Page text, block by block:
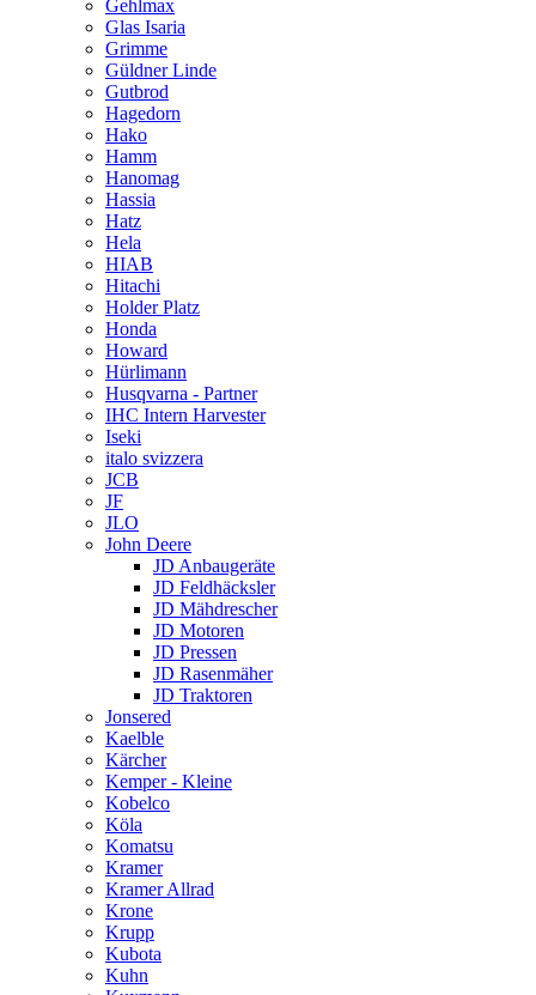
Gehlmax
Glas Isaria
Grimme
Güldner Linde
Gutbrod
Hagedorn
Hako
Hamm
Hanomag
Hassia
Hatz
Hela
HIAB
Hitachi
Holder Platz
Honda
Howard
Hürlimann
Husqvarna - Partner
IHC Intern Harvester
Iseki
italo svizzera
JCB
JF
JLO
John Deere
JD Anbaugeräte
JD Feldhäcksler
JD Mähdrescher
JD Motoren
JD Pressen
JD Rasenmäher
JD Traktoren
Jonsered
Kaelble
Kärcher
Kemper - Kleine
Kobelco
Köla
Komatsu
Kramer
Kramer Allrad
Krone
Krupp
Kubota
Kuhn